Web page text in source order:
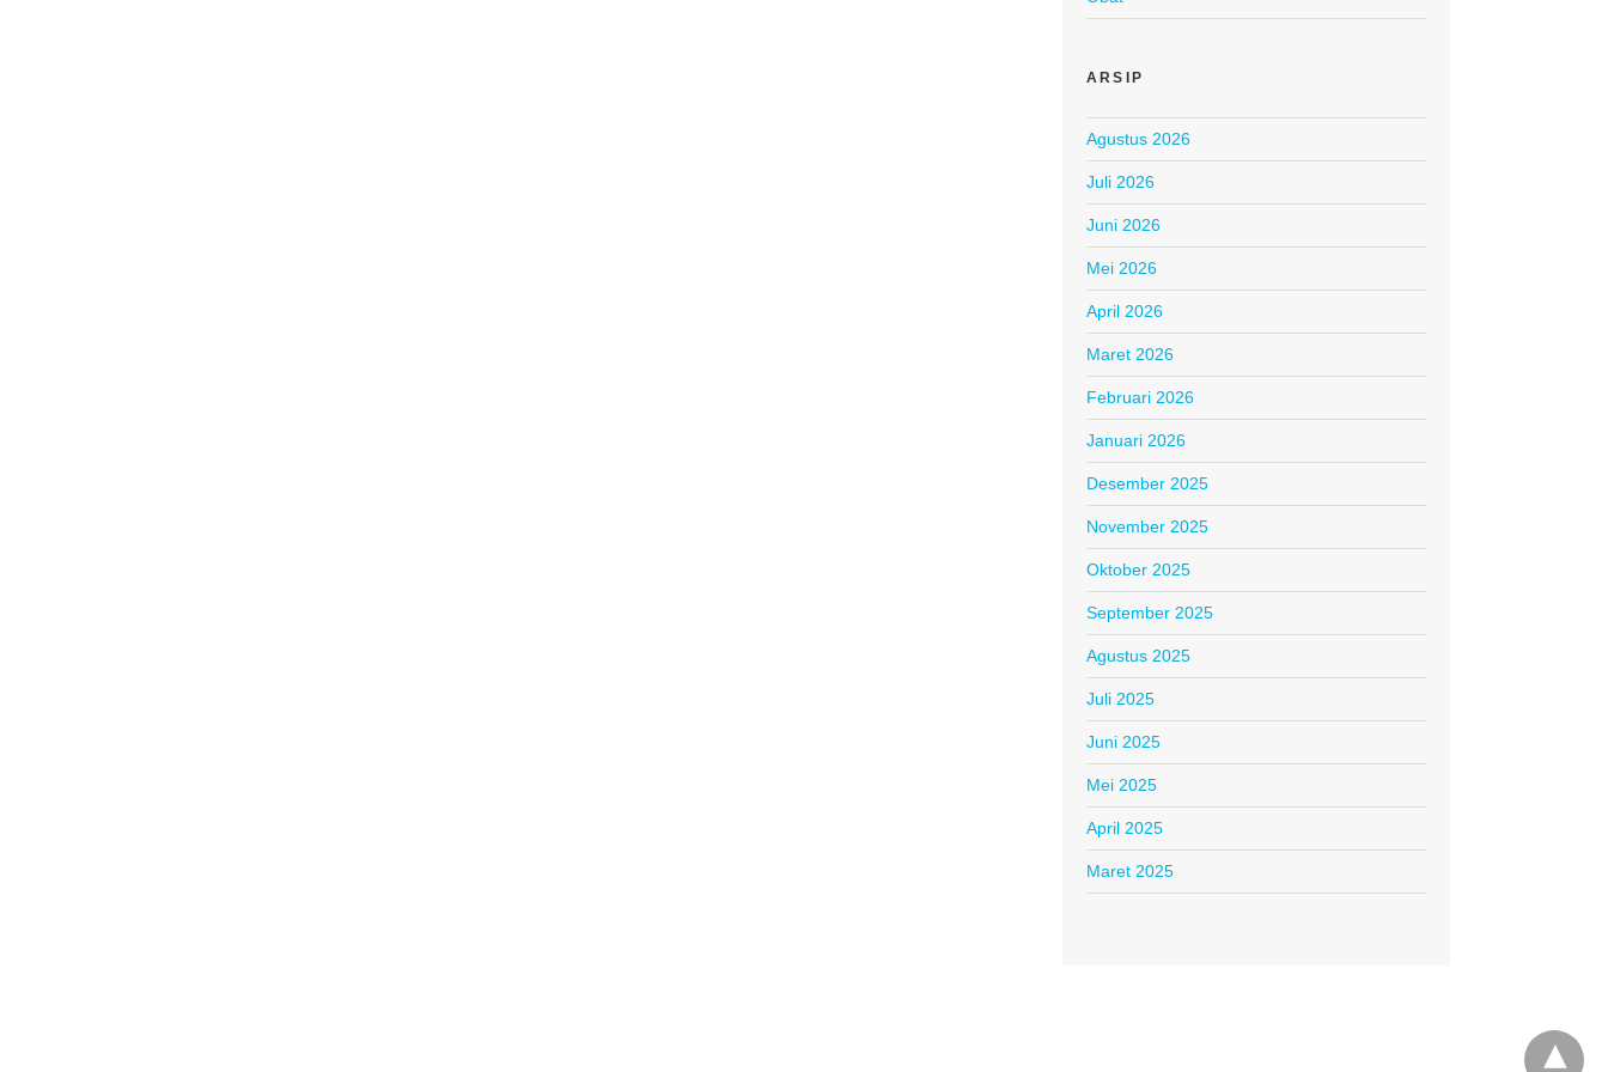
ARSIP
Agustus 2026
Juli 2026
Juni 2026
Mei 2026
April 2026
Maret 2026
Februari 2026
Januari 2026
Desember 2025
November 2025
Oktober 2025
September 2025
Agustus 2025
Juli 2025
Juni 2025
Mei 2025
April 2025
Maret 2025